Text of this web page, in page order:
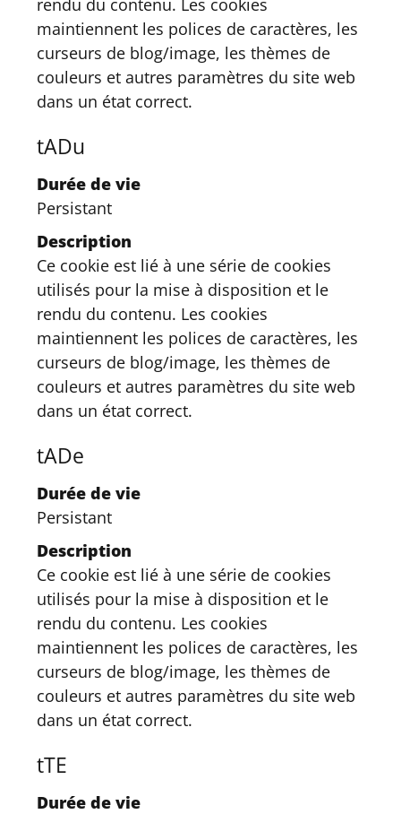
rendu du contenu. Les cookies
maintiennent les polices de caractères, les
curseurs de blog/image, les thèmes de
couleurs et autres paramètres du site web
dans un état correct.
tADu
Durée de vie
Persistant
Description
Ce cookie est lié à une série de cookies
utilisés pour la mise à disposition et le
rendu du contenu. Les cookies
maintiennent les polices de caractères, les
curseurs de blog/image, les thèmes de
couleurs et autres paramètres du site web
dans un état correct.
tADe
Durée de vie
Persistant
Description
Ce cookie est lié à une série de cookies
utilisés pour la mise à disposition et le
rendu du contenu. Les cookies
maintiennent les polices de caractères, les
curseurs de blog/image, les thèmes de
couleurs et autres paramètres du site web
dans un état correct.
tTE
Durée de vie